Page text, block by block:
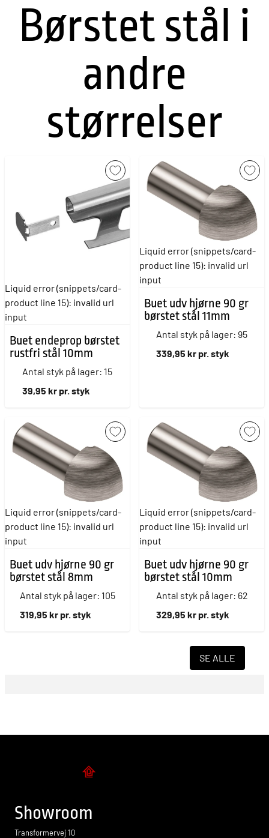
Børstet stål i
andre
størrelser
Liquid error (snippets/card-
product line 15): invalid url
input
Buet endeprop børstet
rustfri stål 10mm
Antal styk på lager: 15
39,95 kr pr. styk
Liquid error (snippets/card-
product line 15): invalid url
input
Buet udv hjørne 90 gr
børstet stål 11mm
Antal styk på lager: 95
339,95 kr pr. styk
Liquid error (snippets/card-
product line 15): invalid url
input
Buet udv hjørne 90 gr
børstet stål 8mm
Antal styk på lager: 105
319,95 kr pr. styk
Liquid error (snippets/card-
product line 15): invalid url
input
Buet udv hjørne 90 gr
børstet stål 10mm
Antal styk på lager: 62
329,95 kr pr. styk
SE ALLE
Showroom
Transformervej 10